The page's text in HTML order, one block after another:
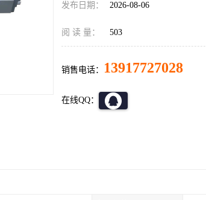
发布日期： 2026-08-06
阅 读 量： 503
销售电话： 13917727028
在线QQ：